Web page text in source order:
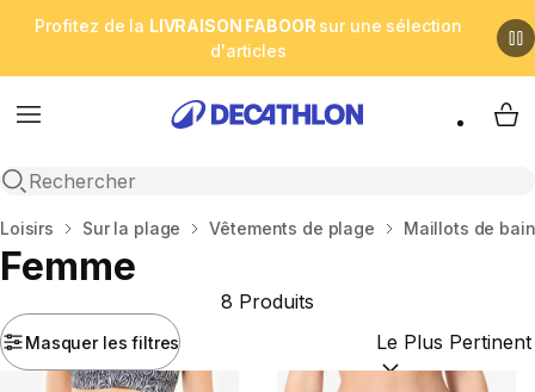
Profitez de la LIVRAISON FABOOR sur une sélection
d'articles
Menu
Open search
My
Accueil
Loisirs Sur la plage Vêtements de plage Maillots de
Femme
Masquer les filtres
8 Produits
Trier par :